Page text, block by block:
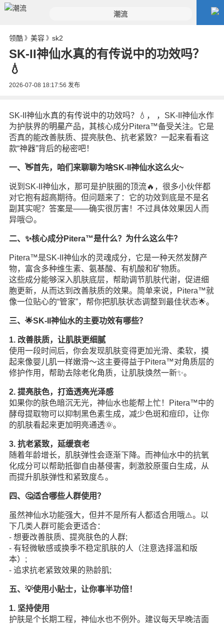
领酷》 美容》 sk2
SK-II神仙水真的有传说中的功效吗？
💧
2026-07-08 18:17:56 发布
SK-II神仙水真的有传说中的功效吗？💧， ，SK-II神仙水作
为护肤界的明星产品，其核心成分Pitera™备受关注。它是
否真的能改善肤质、提亮肤色、抗老紧致？一起来看看这
款“神器”背后的秘密吧！
一、👋首先，咱们来聊聊为啥SK-II神仙水这么火~
说到SK-II神仙水，那可是护肤圈的顶流🔥，很多小伙伴都
对它抱有超高期待。但问题来了：它的功效到底是不是名
副其实呢？答案是——确实很厉害！不过具体效果因人而
异哦😉。
二、✨核心成分Pitera™是什么？为什么这么牛？
Pitera™是SK-II神仙水的灵魂成分，它是一种天然发酵产
物，富含多种维生素、氨基酸、有机酸和矿物质。
这些成分能够深入肌肤底层，帮助调节肌肤代谢，促进细
胞更新，从而达到改善肤质的效果。简单来说，Pitera™就
像一位贴心的“管家”，帮你把肌肤状态调整到最佳状态🌟。
三、🌟SK-II神仙水的主要功效有哪些？
1. 改善肤质，让肌肤更细腻
使用一段时间后，你会发现肌肤变得更加光滑、柔软，摸
起来像婴儿肌一样嫩滑～这主要得益于Pitera™对角质层的
修护作用，帮助去除老化角质，让肌肤焕然一新✨。
2. 提亮肤色，打造透亮光泽感
如果你的肤色暗沉无光，神仙水也能帮上忙！Pitera™中的
酵母提取物可以抑制黑色素生成，减少色斑和痘印，让你
的肌肤看起来更加明亮通透🌞。
3. 抗老紧致，延缓衰老
随着年龄增长，肌肤弹性会逐渐下降。而神仙水中的抗氧
化成分可以帮助抵御自由基侵害，刺激胶原蛋白生成，从
而提升肌肤弹性和紧致度💪。
四、🤔适合哪些人群使用？
虽然神仙水功能强大，但并不是所有人都适合用哦⚠️。以
下几类人群可能会更适合：
- 想要改善肤质、提亮肤色的人群;
- 有轻微敏感或换季不稳定肌肤的人（注意选择温和版
本）;
- 追求抗老紧致效果的熟龄肌;
五、💡使用小贴士，让你事半功倍！
1. 坚持使用
护肤是个长期工程，神仙水也不例外。建议每天早晚洁面